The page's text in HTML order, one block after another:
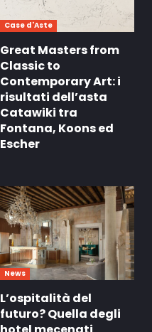
Case d'Aste
Great Masters from
Classic to
Contemporary Art: i
risultati dell’asta
Catawiki tra
Fontana, Koons ed
Escher
News
L’ospitalità del
futuro? Quella degli